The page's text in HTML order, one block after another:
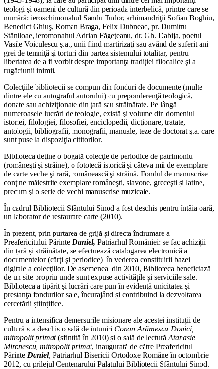
teologi şi oameni de cultură din perioada interbelică, printre care se
numără: ieroschimonahul Sandu Tudor, arhimandriţii Sofian Boghiu,
Benedict Ghiuş, Roman Braga, Felix Dubneac, pr. Dumitru
Stăniloae, ieromonahul Adrian Făgeţeanu, dr. Gh. Dabija, poetul
Vasile Voiculescu ş.a., unii fiind martirizaţi sau având de suferit ani
grei de temniţă şi torturi din partea sistemului totalitar, pentru
libertatea de a fi vorbit despre importanţa tradiţiei filocalice şi a
rugăciunii inimii.
Colecţiile bibliotecii se compun din fonduri de documente (multe
dintre ele cu autograful autorului) cu preponderenţă teologică,
donate sau achiziţionate din ţară sau străinătate. Pe lângă
numeroasele lucrări de teologie, există şi volume din domeniul
istoriei, filologiei, filosofiei, enciclopedii, dicţionare, tratate,
antologii, bibliografii, monografii, manuale, teze de doctorat ş.a. care
sunt puse la dispoziţia cititorilor.
Biblioteca deţine o bogată colecţie de periodice de patrimoniu
(româneşti şi străine), o fototecă istorică şi câteva mii de exemplare
de carte veche şi rară, românească şi străină. Fondul de manuscrise
conţine măiestrite exemplare româneşti, slavone, greceşti și latine,
precum şi o serie de vechi manuscrise muzicale.
În cadrul Bibliotecii Sfântului Sinod a fost deschis pentru întâia oară,
un laborator de restaurare carte (2010).
În prezent, prin purtarea de grijă și directa îndrumare a
Preafericitului Părinte Daniel, Patriarhul României: se fac achiziții
din țară și străinătate, se efectuează catalogarea electronică a
documentelor (cărţi şi periodice) în vederea constituirii bazei
digitale a colecţiilor. De asemenea, din 2010, Biblioteca beneficiază
de un site propriu unde sunt expuse activitățile și serviciile sale.
Biblioteca a tipărit şi lucrări care pun în evidenţă unicitatea şi
prestanţa fondurilor sale, încurajând și contribuind la dezvoltarea
cercetării științifice.
Pentru a intensifica demersurile misionare ale acestei instituții de
cultură s-a deschis o sală de întuniri Conon Arămescu-Donici,
mitropolit primat(sfințită în 2010) și o sală de lectură Atanasie
Mironescu, mitropolit primat, inaugurată de către Preafericitul
Părinte Daniel, Patriarhul Bisericii Ortodoxe Române în octombrie
2012, cu prilejul Centenarului Palatului Bibliotecii Sfântului Sinod.